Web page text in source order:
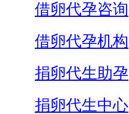
借卵代孕咨询
借卵代孕机构
捐卵代生助孕
捐卵代生中心